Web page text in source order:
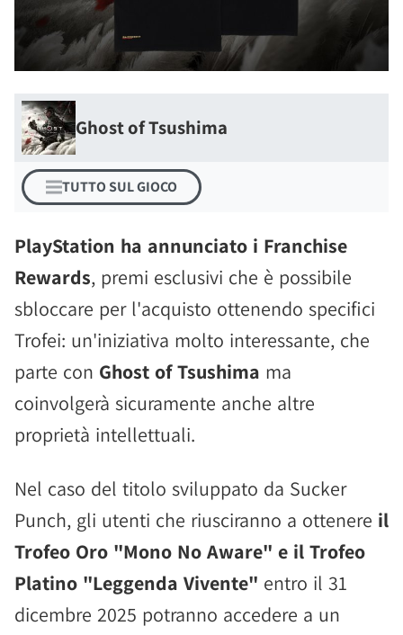
Ghost of Tsushima
TUTTO SUL GIOCO
PlayStation ha annunciato i Franchise
Rewards, premi esclusivi che è possibile
sbloccare per l'acquisto ottenendo specifici
Trofei: un'iniziativa molto interessante, che
parte con Ghost of Tsushima ma
coinvolgerà sicuramente anche altre
proprietà intellettuali.
Nel caso del titolo sviluppato da Sucker
Punch, gli utenti che riusciranno a ottenere il
Trofeo Oro "Mono No Aware" e il Trofeo
Platino "Leggenda Vivente" entro il 31
dicembre 2025 potranno accedere a un